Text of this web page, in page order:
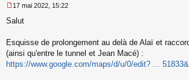
e
s
a
g
e
17 mai 2022, 15:22
Salut
Esquisse de prolongement au delà de Alaï et
(ainsi qu'entre le tunnel et Jean Macé) :
https://www.google.com/maps/d/u/0/edit? ...